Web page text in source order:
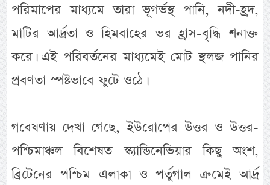
পরিমাপের মাধ্যমে তারা ভূগর্ভস্থ পানি, নদী-হ্রদ,
মাটির আর্দ্রতা ও হিমবাহের ভর হ্রাস-বৃদ্ধি শনাক্ত
করে। এই পরিবর্তনের মাধ্যমেই মোট স্থলজ পানির
প্রবণতা স্পষ্টভাবে ফুটে ওঠে।
গবেষণায় দেখা গেছে, ইউরোপের উত্তর ও উত্তর-
পশ্চিমাঞ্চল বিশেষত স্ক্যান্ডিনেভিয়ার কিছু অংশ,
ব্রিটেনের পশ্চিম এলাকা ও পর্তুগাল ক্রমেই আর্দ্র